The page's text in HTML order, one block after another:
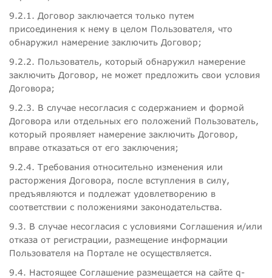
9.2.1. Договор заключается только путем
присоединения к нему в целом Пользователя, что
обнаружил намерение заключить Договор;
9.2.2. Пользователь, который обнаружил намерение
заключить Договор, не может предложить свои условия
Договора;
9.2.3. В случае несогласия с содержанием и формой
Договора или отдельных его положений Пользователь,
который проявляет намерение заключить Договор,
вправе отказаться от его заключения;
9.2.4. Требования относительно изменения или
расторжения Договора, после вступления в силу,
предъявляются и подлежат удовлетворению в
соответствии с положениями законодательства.
9.3. В случае несогласия с условиями Соглашения и/или
отказа от регистрации, размещение информации
Пользователя на Портале не осуществляется.
9.4. Настоящее Соглашение размещается на сайте q-